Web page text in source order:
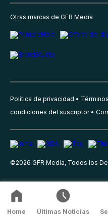
Otras marcas de GFR Media
Política de privacidad
condiciones del suscriptor
©2026 GFR Media, Todos los
Home Últimas Noticias